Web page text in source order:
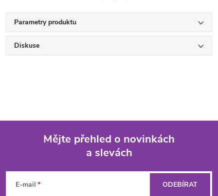
Parametry produktu
Diskuse
Mějte přehled o novinkách
a slevách
E-mail ODEBÍRAT